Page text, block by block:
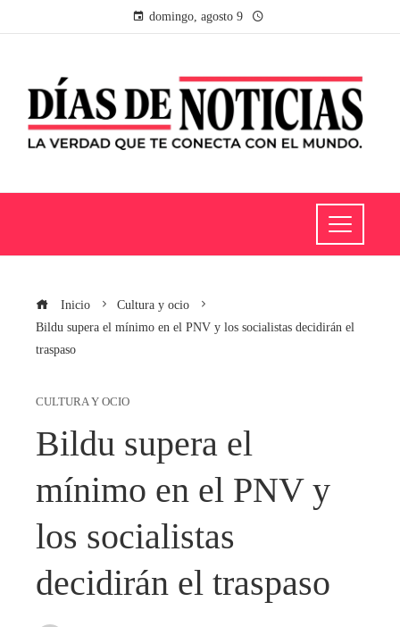
domingo, agosto 9
Inicio
Cultura y ocio
Bildu supera el mínimo en el PNV y los socialistas decidirán el
traspaso
CULTURA Y OCIO
Bildu supera el
mínimo en el PNV y
los socialistas
decidirán el traspaso